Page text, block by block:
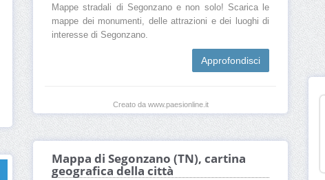
Mappe stradali di Segonzano e non solo! Scarica le
mappe dei monumenti, delle attrazioni e dei luoghi di
interesse di Segonzano.
Approfondisci
Creato da www.paesionline.it
Mappa di Segonzano (TN), cartina
geografica della città